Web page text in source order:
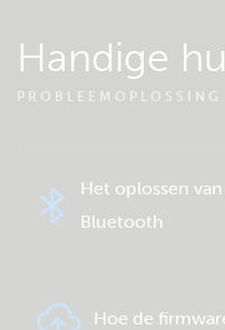
Handige
PROBLEEMOPLOSSING
Het oplossen
Bluetooth
Hoe de